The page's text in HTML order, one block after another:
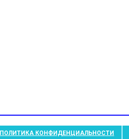
ПОЛИТИКА КОНФИДЕНЦИАЛЬНОСТИ